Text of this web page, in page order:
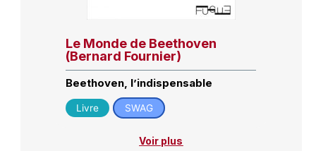
Le Monde de Beethoven
(Bernard Fournier)
Beethoven, l’indispensable
Livre SWAG
Voir plus